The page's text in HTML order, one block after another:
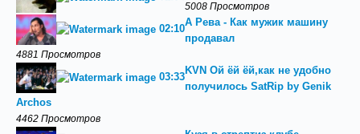
5008 Просмотров
02:10
А Рева - Как мужик машину
продавал
4881 Просмотров
03:33
KVN Ой ёй ёй,как не удобно
получилось SatRip by Genik
Archos
4462 Просмотров